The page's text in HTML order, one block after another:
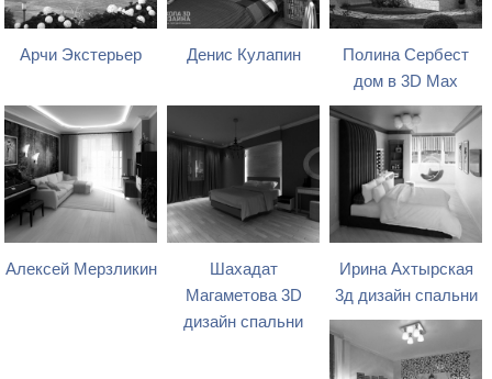
Арчи Экстерьер Денис Кулапин
Полина Сербест
дом в 3D Max
Алексей Мерзликин
Шахадат
Магаметова 3D
дизайн спальни
Ирина Ахтырская
3д дизайн спальни